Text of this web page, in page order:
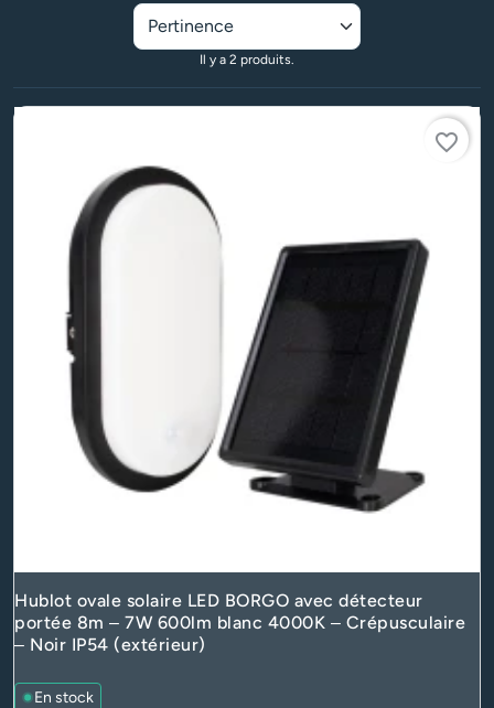
Il y a 2 produits.
favorite_border
Hublot ovale solaire LED BORGO avec détecteur
portée 8m – 7W 600lm blanc 4000K – Crépusculaire
– Noir IP54 (extérieur)
En stock